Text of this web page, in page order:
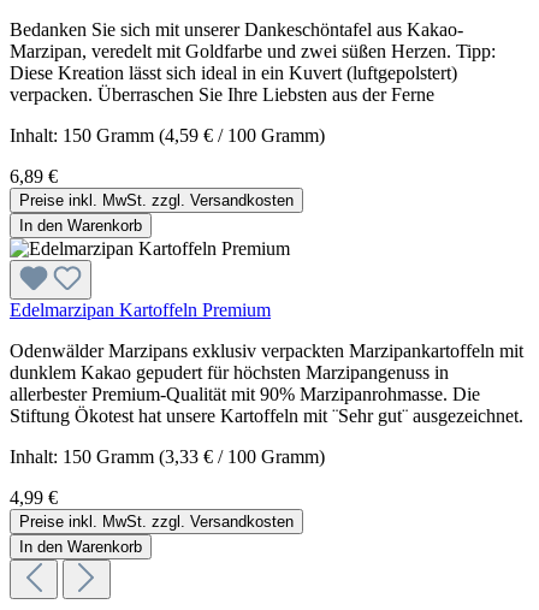
Bedanken Sie sich mit unserer Dankeschöntafel aus Kakao-
Marzipan, veredelt mit Goldfarbe und zwei süßen Herzen. Tipp:
Diese Kreation lässt sich ideal in ein Kuvert (luftgepolstert)
verpacken. Überraschen Sie Ihre Liebsten aus der Ferne
Inhalt: 150 Gramm (4,59 € / 100 Gramm)
6,89 €
Preise inkl. MwSt. zzgl. Versandkosten
In den Warenkorb
Edelmarzipan Kartoffeln Premium
Odenwälder Marzipans exklusiv verpackten Marzipankartoffeln mit
dunklem Kakao gepudert für höchsten Marzipangenuss in
allerbester Premium-Qualität mit 90% Marzipanrohmasse. Die
Stiftung Ökotest hat unsere Kartoffeln mit ¨Sehr gut¨ ausgezeichnet.
Inhalt: 150 Gramm (3,33 € / 100 Gramm)
4,99 €
Preise inkl. MwSt. zzgl. Versandkosten
In den Warenkorb